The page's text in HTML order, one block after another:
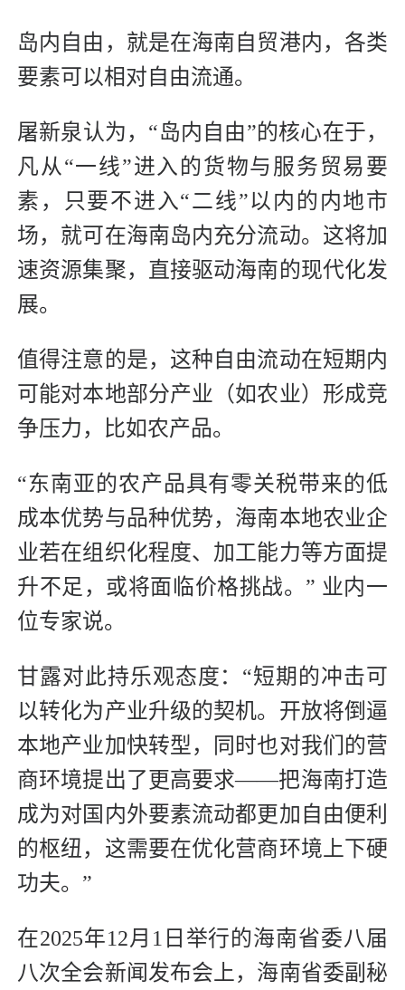
岛内自由，就是在海南自贸港内，各类
要素可以相对自由流通。
屠新泉认为，“岛内自由”的核心在于，
凡从“一线”进入的货物与服务贸易要
素，只要不进入“二线”以内的内地市
场，就可在海南岛内充分流动。这将加
速资源集聚，直接驱动海南的现代化发
展。
值得注意的是，这种自由流动在短期内
可能对本地部分产业（如农业）形成竞
争压力，比如农产品。
“东南亚的农产品具有零关税带来的低
成本优势与品种优势，海南本地农业企
业若在组织化程度、加工能力等方面提
升不足，或将面临价格挑战。” 业内一
位专家说。
甘露对此持乐观态度：“短期的冲击可
以转化为产业升级的契机。开放将倒逼
本地产业加快转型，同时也对我们的营
商环境提出了更高要求——把海南打造
成为对国内外要素流动都更加自由便利
的枢纽，这需要在优化营商环境上下硬
功夫。”
在2025年12月1日举行的海南省委八届
八次全会新闻发布会上，海南省委副秘